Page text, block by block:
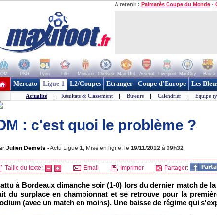
A retenir : Palmarès Coupe du Monde -
OM PSG Lyon Lille Monaco Chelsea Man Utd Arsenal Liverpool ManCity Barca
clubs
Mercato Ligue 1 L2/Coupes Etranger Coupe d'Europe Les
Actualité | Résultats & Classement | Buteurs | Calendrier | Equipe
: c'est quoi le problème ?
Julien Demets -Actu Ligue 1, Mise en ligne: le 19/11/2012 à 09h32
Taille du texte: Email Imprimer Partager:
à Bordeauxdimanche soir (1-0) lors du dernier match de
du surplace en championnat et se retrouve pour la
(avec un match en moins). Une baisse de régime qui